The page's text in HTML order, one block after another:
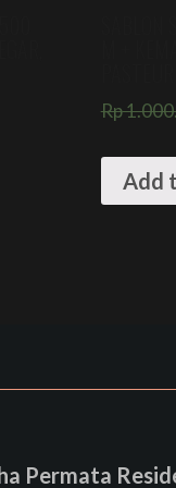
Rp
Add
Permata